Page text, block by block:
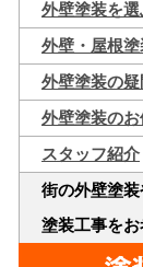
外壁塗装を
外壁・屋根
外壁塗装の
外壁塗装の
スタッフ紹介
街の外壁塗
塗装工事を